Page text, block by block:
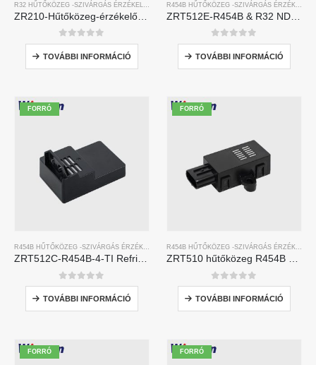
R454B HŰTŐKÖZEG -SZIVÁRGÁS ÉRZÉKELŐ
05 -ből
TOVÁBBI INFORMÁCIÓ
05 -ből
TOVÁBBI INFORMÁCIÓ
FORRÓ
R454B HŰTŐKÖZEG -SZIVÁRGÁS ÉRZÉKELŐ
ZRT512C-R454B-4-TI Refrigerant Sensor Module | NDIR Technology for HVAC & Industrial Safety Monitoring
05 -ből
TOVÁBBI INFORMÁCIÓ
FORRÓ
R454B HŰTŐKÖZEG -SZIVÁRGÁS ÉRZÉKELŐ
ZRT510 hűtőközeg R454B érzékelő modul-nagyteljesítményű NDIR hűtőközeg-érzékelő
05 -ből
TOVÁBBI INFORMÁCIÓ
FORRÓ FORRÓ